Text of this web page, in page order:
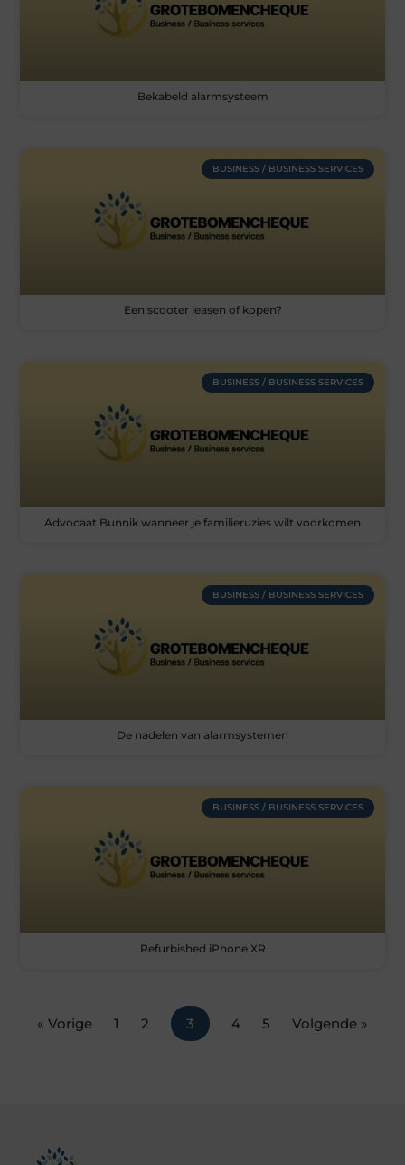
Bekabeld alarmsysteem
BUSINESS / BUSINESS SERVICES
Een scooter leasen of kopen?
BUSINESS / BUSINESS SERVICES
Advocaat Bunnik wanneer je familieruzies wilt voorkomen
BUSINESS / BUSINESS SERVICES
De nadelen van alarmsystemen
BUSINESS / BUSINESS SERVICES
Refurbished iPhone XR
« Vorige 1 2 3 4 5 Volgende »